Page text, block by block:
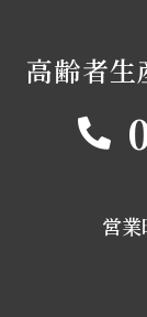
高齢者生
営